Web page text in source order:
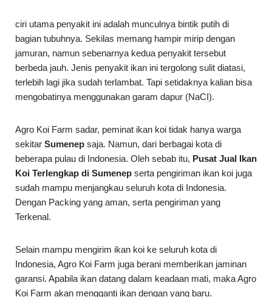
ciri utama penyakit ini adalah munculnya bintik putih di
bagian tubuhnya. Sekilas memang hampir mirip dengan
jamuran, namun sebenarnya kedua penyakit tersebut
berbeda jauh. Jenis penyakit ikan ini tergolong sulit diatasi,
terlebih lagi jika sudah terlambat. Tapi setidaknya kalian bisa
mengobatinya menggunakan garam dapur (NaCI).
Agro Koi Farm sadar, peminat ikan koi tidak hanya warga
sekitar Sumenep saja. Namun, dari berbagai kota di
beberapa pulau di Indonesia. Oleh sebab itu, Pusat Jual Ikan
Koi Terlengkap di Sumenep serta pengiriman ikan koi juga
sudah mampu menjangkau seluruh kota di Indonesia.
Dengan Packing yang aman, serta pengiriman yang
Terkenal.
Selain mampu mengirim ikan koi ke seluruh kota di
Indonesia, Agro Koi Farm juga berani memberikan jaminan
garansi. Apabila ikan datang dalam keadaan mati, maka Agro
Koi Farm akan mengganti ikan dengan yang baru.